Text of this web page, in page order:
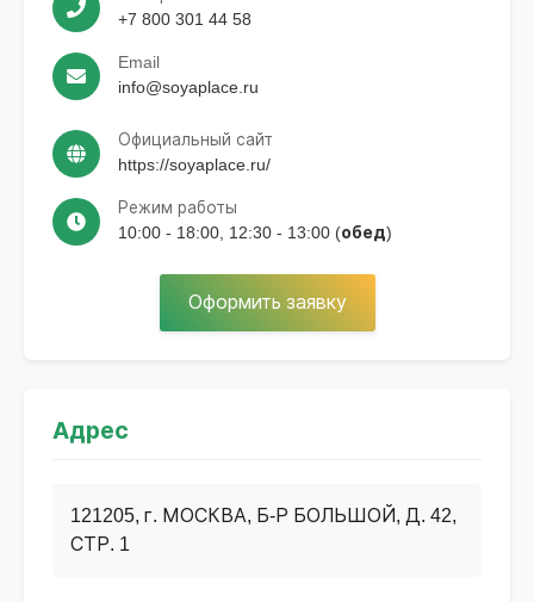
+7 800 301 44 58
Email
info@soyaplace.ru
Официальный сайт
https://soyaplace.ru/
Режим работы
10:00 - 18:00, 12:30 - 13:00 (обед)
Оформить заявку
Адрес
121205, г. МОСКВА, Б-Р БОЛЬШОЙ, Д. 42,
СТР. 1